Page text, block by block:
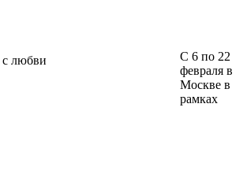
С 6 по 22
февраля в
Москве в
рамках